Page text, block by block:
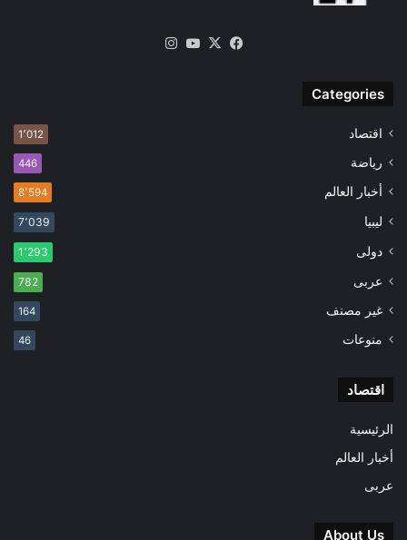
فيسبوك
‫X
‫YouTube
Categories
اقتصاد 1٬012
رياضة 446
أخبار العالم 8٬594
ليبيا 7٬039
دولى 1٬293
عربى 782
غير مصنف 164
منوعات 46
اقتصاد
الرئيسية
أخبار العالم
عربى
About Us